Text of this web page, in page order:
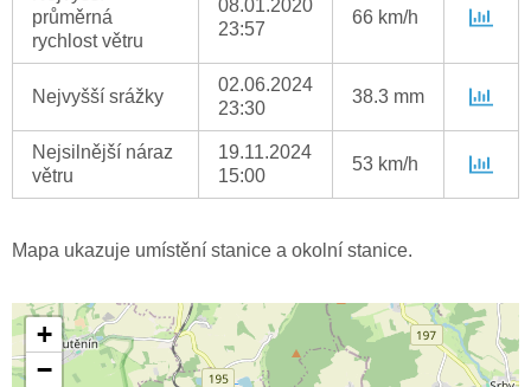
průměrná
rychlost větru
08.01.2020
23:57
66 km/h
Nejvyšší srážky
02.06.2024
23:30
38.3 mm
Nejsilnější náraz
větru
19.11.2024
15:00
53 km/h
Mapa ukazuje umístění stanice a okolní stanice.
+
−